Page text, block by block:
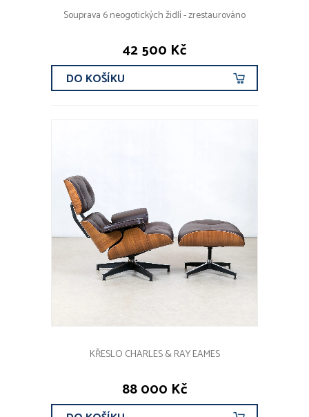
Souprava 6 neogotických židlí - zrestaurováno
42 500 Kč
DO KOŠÍKU
KŘESLO CHARLES & RAY EAMES
88 000 Kč